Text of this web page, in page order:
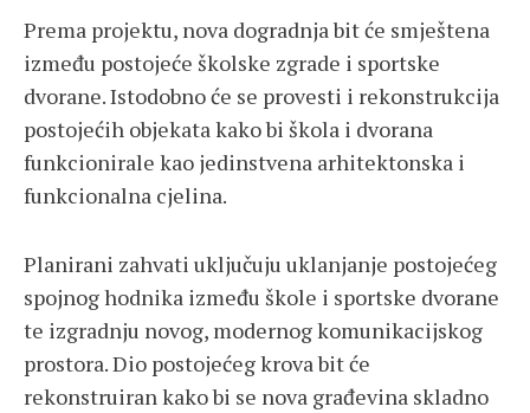
Prema projektu, nova dogradnja bit će smještena
između postojeće školske zgrade i sportske
dvorane. Istodobno će se provesti i rekonstrukcija
postojećih objekata kako bi škola i dvorana
funkcionirale kao jedinstvena arhitektonska i
funkcionalna cjelina.
Planirani zahvati uključuju uklanjanje postojećeg
spojnog hodnika između škole i sportske dvorane
te izgradnju novog, modernog komunikacijskog
prostora. Dio postojećeg krova bit će
rekonstruiran kako bi se nova građevina skladno